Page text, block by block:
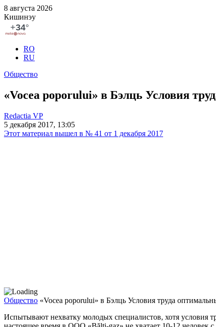
8 августа 2026
Кишинэу
RO
RU
Общество
«Vocea poporului» в Бэлць Условия
Redactia VP
5 декабря 2017, 13:05
Этот материал вышел в № 41 от 1 декабря 2017
Общество «Vocea poporului» в Бэлць Условия труда
Испытывают нехватку молодых специалистов, хотя условия